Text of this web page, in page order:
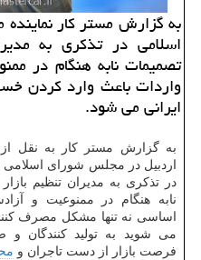
به گزارش مستر كار
اسلامی در تذكری به
تصمیمات نابه هنگام در
واردات باعث وارد كردن
ایرانی می شود.
به گزارش مستر كار به نقل از
اردبیل در مجلس شورای اسلامی
در تذكری به مدیران تنظیم
نابه هنگام در ممنوعیت و
اساسی نه تنها مشكل مصرف
می شوید به تولید كنندگان و
فرصت بازار از دست تاجران و